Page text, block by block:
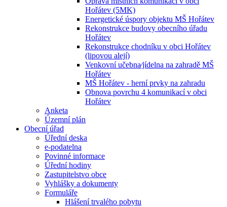
Hořátev (5MK)
Energetické úspory objektu MŠ Hořátev
Rekonstrukce budovy obecního úřadu
Hořátev
Rekonstrukce chodníku v obci Hořátev
(lipovou alejí)
Venkovní učebna⁄jídelna na zahradě MŠ
Hořátev
MŠ Hořátev - herní prvky na zahradu
Obnova povrchu 4 komunikací v obci
Hořátev
Anketa
Územní plán
Obecní úřad
Úřední deska
e-podatelna
Povinné informace
Úřední hodiny
Zastupitelstvo obce
Vyhlášky a dokumenty
Formuláře
Hlášení trvalého pobytu